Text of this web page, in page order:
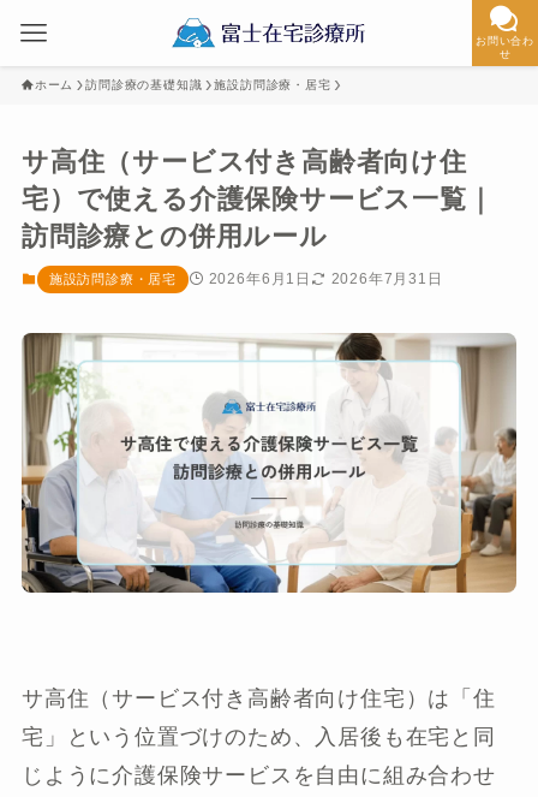
お問い合わ
せ
ホーム 訪問診療の基礎知識 施設訪問診療・居宅
サ高住（サービス付き高齢者向け住
宅）で使える介護保険サービス一覧｜
訪問診療との併用ルール
施設訪問診療・居宅 2026年6月1日 2026年7月31日
サ高住（サービス付き高齢者向け住宅）は「住
宅」という位置づけのため、入居後も在宅と同
じように介護保険サービスを自由に組み合わせ